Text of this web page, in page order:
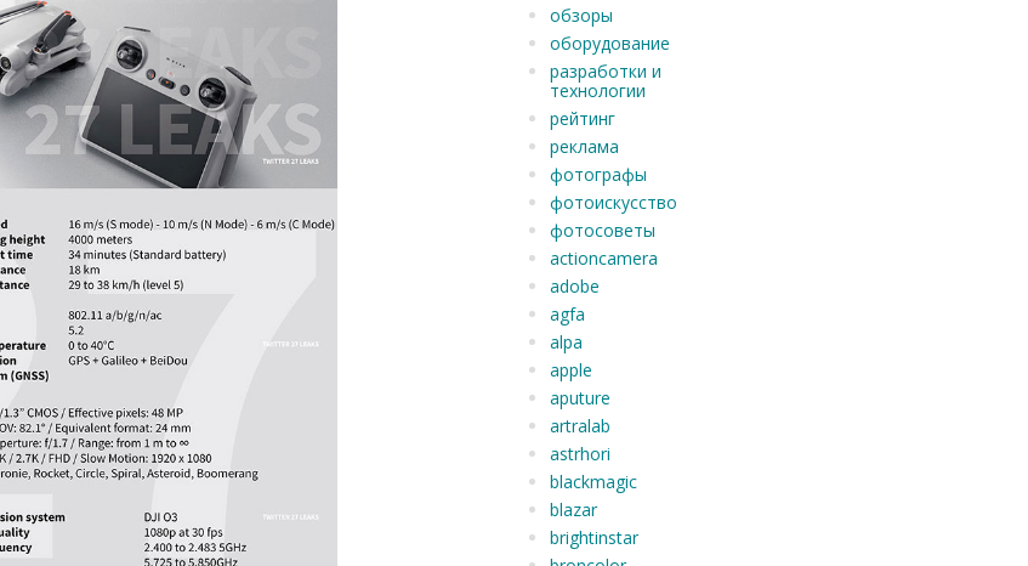
обзоры
оборудование
разработки и
технологии
рейтинг
реклама
фотографы
фотоискусство
фотосоветы
actioncamera
adobe
agfa
alpa
apple
aputure
artralab
astrhori
blackmagic
blazar
brightinstar